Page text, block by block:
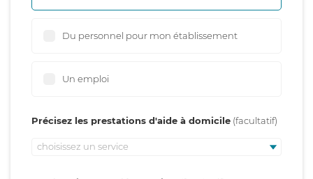
Du personnel pour mon établissement
Un emploi
Précisez les prestations d'aide à domicile
choisissez un service